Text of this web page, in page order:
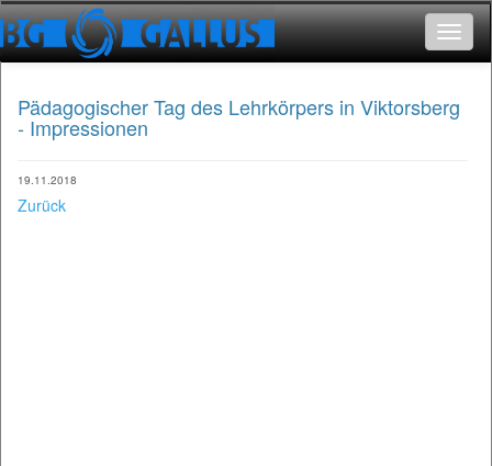
Toggle
Pädagogischer Tag des Lehrkörpers in Viktorsberg
- Impressionen
19.11.2018
Zurück